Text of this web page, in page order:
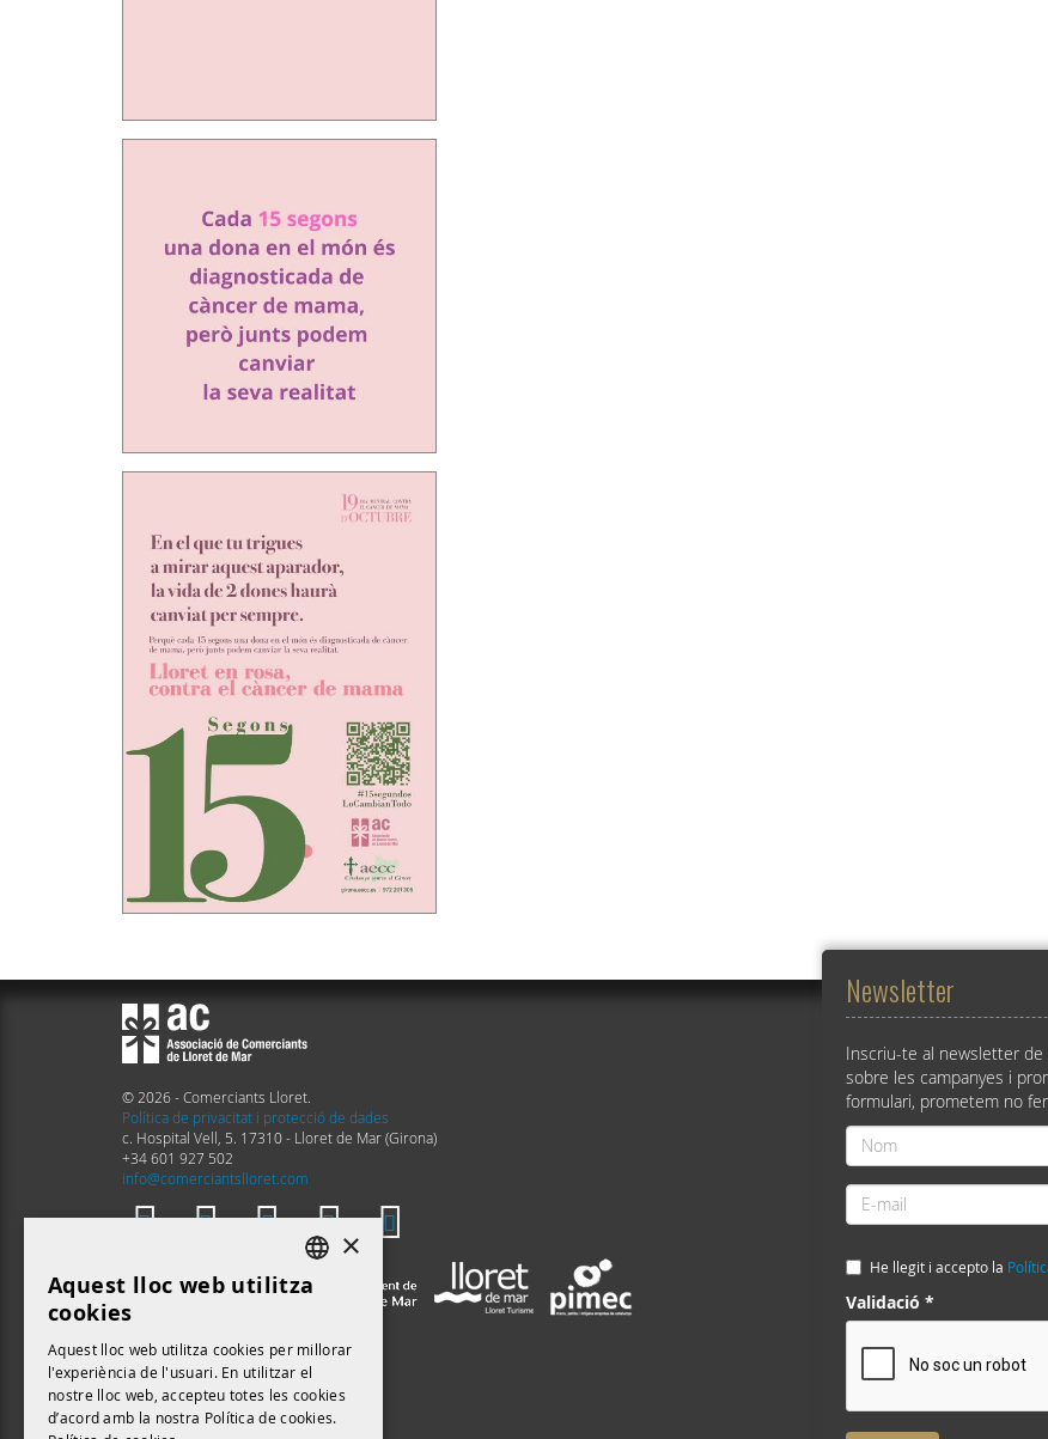
© 2026 - Comerciants Lloret.
Política de privacitat i protecció de dades
c. Hospital Vell, 5. 17310 - Lloret de Mar (Girona)
+34 601 927 502
info@comerciantslloret.com
Newsletter
Inscriu-te al newsletter de
sobre les campanyes i
formulari, prometem no
Nom
*
E-
mail
He llegit i accepto la
Validació *
DEFAULT LANGUAGE
×
Aquest lloc web utilitza
cookies
Aquest lloc web utilitza cookies per millorar
l'experiència de l'usuari. En utilitzar el
nostre lloc web, accepteu totes les cookies
d’acord amb la nostra Política de cookies.